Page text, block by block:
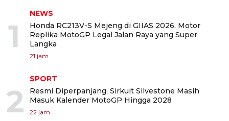
1
NEWS
Honda RC213V-S Mejeng di GIIAS 2026, Motor
Replika MotoGP Legal Jalan Raya yang Super
Langka
21 jam
2
SPORT
Resmi Diperpanjang, Sirkuit Silvestone Masih
Masuk Kalender MotoGP Hingga 2028
22 jam